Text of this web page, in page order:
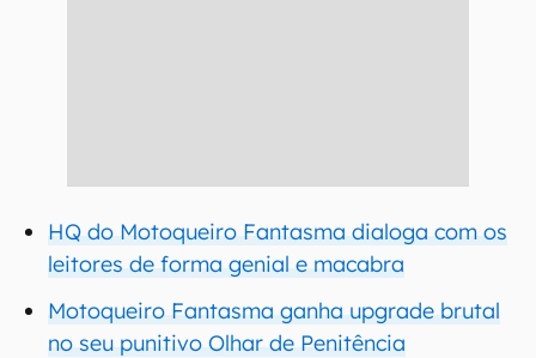
HQ do Motoqueiro Fantasma dialoga com os
leitores de forma genial e macabra
Motoqueiro Fantasma ganha upgrade brutal
no seu punitivo Olhar de Penitência